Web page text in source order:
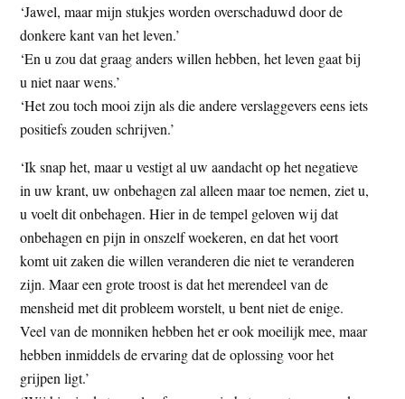
‘Jawel, maar mijn stukjes worden overschaduwd door de
donkere kant van het leven.’
‘En u zou dat graag anders willen hebben, het leven gaat bij
u niet naar wens.’
‘Het zou toch mooi zijn als die andere verslaggevers eens iets
positiefs zouden schrijven.’
‘Ik snap het, maar u vestigt al uw aandacht op het negatieve
in uw krant, uw onbehagen zal alleen maar toe nemen, ziet u,
u voelt dit onbehagen. Hier in de tempel geloven wij dat
onbehagen en pijn in onszelf woekeren, en dat het voort
komt uit zaken die willen veranderen die niet te veranderen
zijn. Maar een grote troost is dat het merendeel van de
mensheid met dit probleem worstelt, u bent niet de enige.
Veel van de monniken hebben het er ook moeilijk mee, maar
hebben inmiddels de ervaring dat de oplossing voor het
grijpen ligt.’